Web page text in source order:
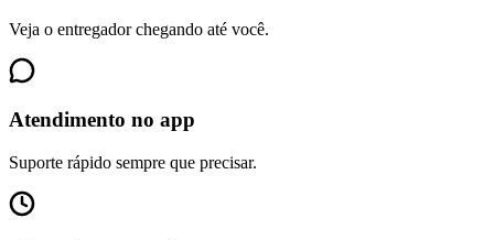
Veja o entregador chegando até você.
Atendimento no app
Suporte rápido sempre que precisar.